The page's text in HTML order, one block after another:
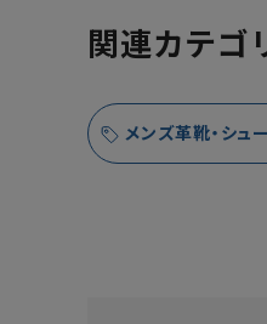
関連カテゴ
メンズ革靴・シュ